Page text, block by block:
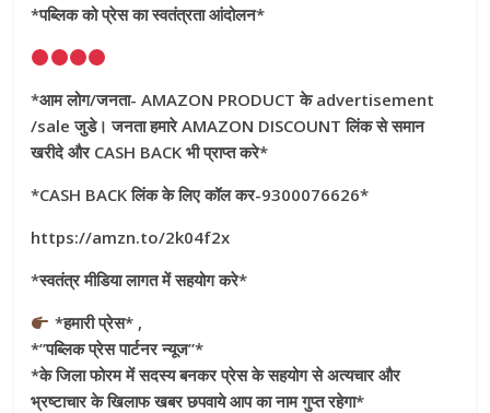
*पब्लिक को प्रेस का स्वतंत्रता आंदोलन*
*आम लोग/जनता- AMAZON PRODUCT के advertisement
/sale जुडे। जनता हमारे AMAZON DISCOUNT लिंक से समान
खरीदे और CASH BACK भी प्राप्त करे*
*CASH BACK लिंक के लिए कॉल कर-9300076626*
https://amzn.to/2k04f2x
*स्वतंत्र मीडिया लागत में सहयोग करे*
*हमारी प्रेस* ,
*”पब्लिक प्रेस पार्टनर न्यूज”*
*के जिला फोरम में सदस्य बनकर प्रेस के सहयोग से अत्यचार और
भ्रष्टाचार के खिलाफ खबर छपवाये आप का नाम गुप्त रहेगा*